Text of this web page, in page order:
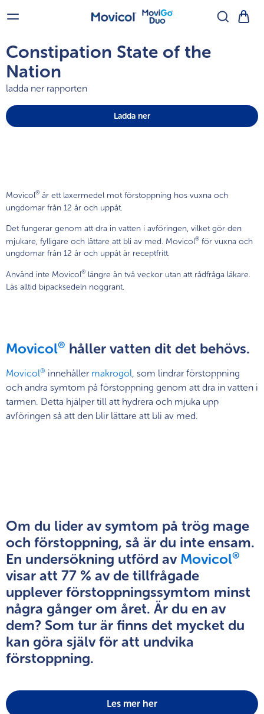
Gå tillbaka
Produkter för vuxna
banansmak
Gå tillbaka
Vanliga frågor Movicol®
Constipation State of the
Nation
ladda ner rapporten
Ladda ner
Movicol® är ett laxermedel mot förstoppning hos vuxna och
ungdomar från 12 år och uppåt.
Det fungerar genom att dra in vatten i avföringen, vilket gör den
mjukare, fylligare och lättare att bli av med. Movicol® för vuxna och
ungdomar från 12 år och uppåt är receptfritt.
Använd inte Movicol® längre än två veckor utan att rådfråga läkare.
Läs alltid bipacksedeln noggrant.
Movicol® håller vatten dit det behövs.
Movicol® innehåller makrogol, som lindrar förstoppning
och andra symtom på förstoppning genom att dra in vatten i
tarmen. Detta hjälper till att hydrera och mjuka upp
avföringen så att den blir lättare att bli av med.
Om du lider av symtom på trög mage
och förstoppning, så är du inte ensam.
En undersökning utförd av Movicol®
visar att 77 % av de tillfrågade
upplever förstoppningssymtom minst
några gånger om året. Är du en av
dem? Som tur är finns det mycket du
kan göra själv för att undvika
förstoppning.
Les mer her